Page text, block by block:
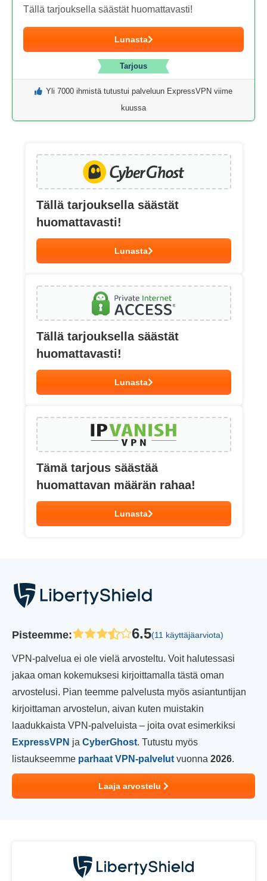
Tällä tarjouksella säästät huomattavasti!
Lunasta
Tarjous
Yli 7000 ihmistä tutustui palveluun ExpressVPN viime
kuussa
Tällä tarjouksella säästät
huomattavasti!
Lunasta
Tällä tarjouksella säästät
huomattavasti!
Lunasta
Tämä tarjous säästää
huomattavan määrän rahaa!
Lunasta
Pisteemme: 6.5(11 käyttäjäarviota)
VPN-palvelua ei ole vielä arvosteltu. Voit halutessasi
jakaa oman kokemuksesi kirjoittamalla tästä oman
arvostelusi. Pian teemme palvelusta myös asiantuntijan
kirjoittaman arvostelun, aivan kuten muistakin
laadukkaista VPN-palveluista – joita ovat esimerkiksi
ExpressVPN ja CyberGhost. Tutustu myös
listaukseemme parhaat VPN-palvelut vuonna 2026.
Laaja arvostelu